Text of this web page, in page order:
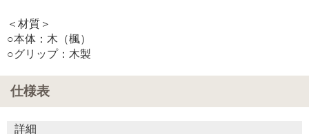
＜材質＞
○本体：木（楓）
○グリップ：木製
仕様表
詳細